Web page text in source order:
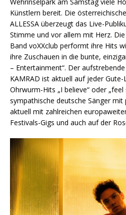
Künstlern bereit. Die
ALLESSA überzeugt das Live-
Stimme und vor allem mit Herz.
Band voXXclub performt ihre Hits
ihre Zuschauen in die bunte,
– Entertainment“. Der
KAMRAD ist aktuell auf jeder
Ohrwurm-Hits „I believe“ oder
sympathische deutsche Sänger
aktuell mit zahlreichen
Festivals-Gigs und auch auf der